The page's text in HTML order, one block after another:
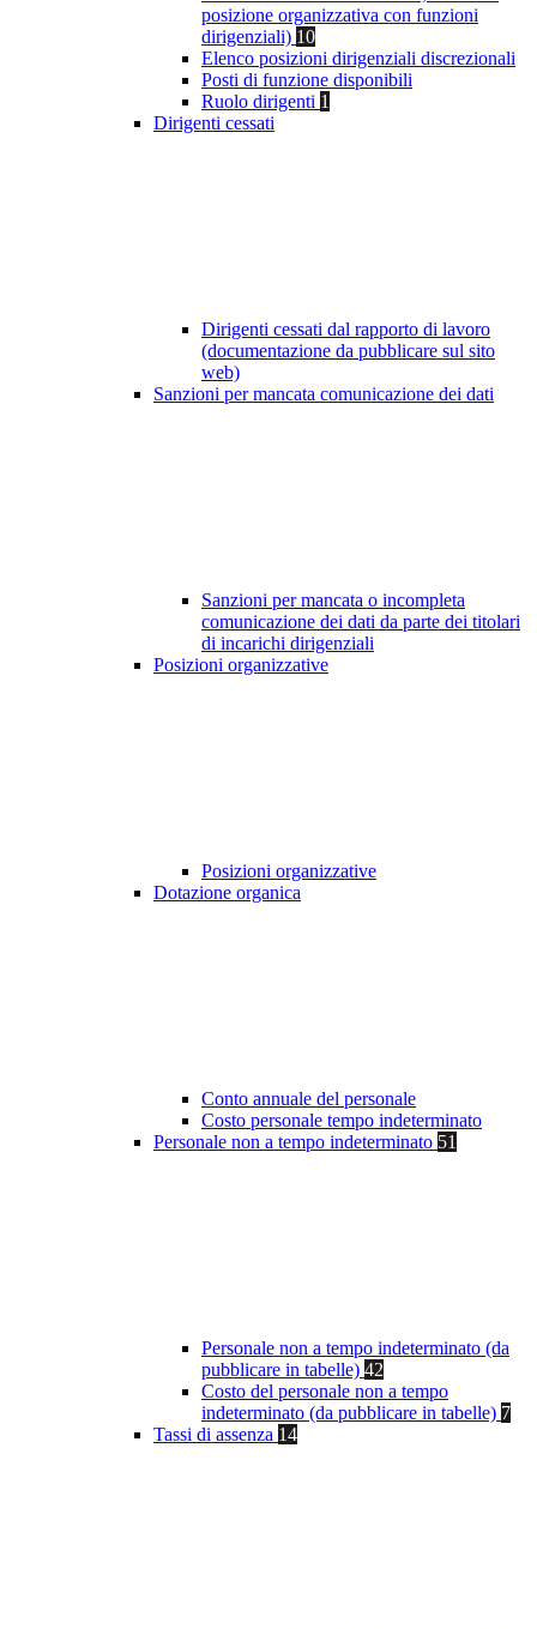
posizione organizzativa con funzioni
dirigenziali) 10
Elenco posizioni dirigenziali discrezionali
Posti di funzione disponibili
Ruolo dirigenti 1
Dirigenti cessati
Dirigenti cessati dal rapporto di lavoro
(documentazione da pubblicare sul sito
web)
Sanzioni per mancata comunicazione dei dati
Sanzioni per mancata o incompleta
comunicazione dei dati da parte dei titolari
di incarichi dirigenziali
Posizioni organizzative
Posizioni organizzative
Dotazione organica
Conto annuale del personale
Costo personale tempo indeterminato
Personale non a tempo indeterminato 51
Personale non a tempo indeterminato (da
pubblicare in tabelle) 42
Costo del personale non a tempo
indeterminato (da pubblicare in tabelle) 7
Tassi di assenza 14